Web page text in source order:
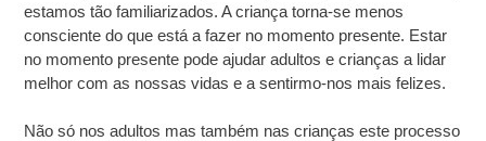
estamos tão familiarizados. A criança torna-se menos
consciente do que está a fazer no momento presente. Estar
no momento presente pode ajudar adultos e crianças a lidar
melhor com as nossas vidas e a sentirmo-nos mais felizes.
Não só nos adultos mas também nas crianças este processo